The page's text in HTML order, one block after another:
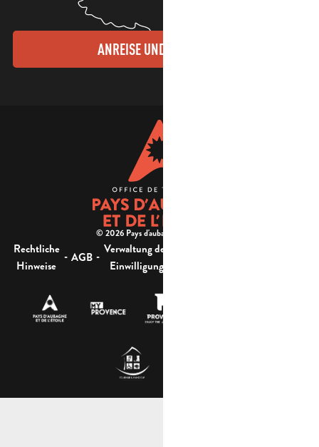
ANREISE UND KONTAKTE
© 2026 Pays d'aubagne et de l'étoile -
Rechtliche
Hinweise
- AGB - Verwaltung der
Einwilligung